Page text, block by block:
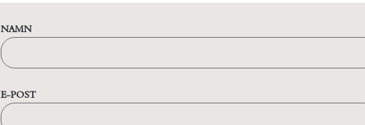
NAMN
E-POST